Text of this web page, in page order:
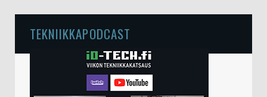
TEKNIIKKAPODCAST